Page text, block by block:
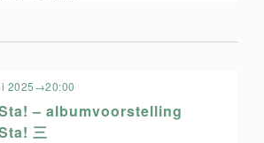
– albumvoorstelling
三
2025→20:00